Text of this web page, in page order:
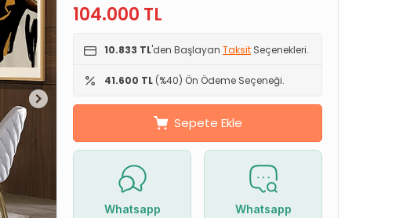
104.000 TL
10.833 TL'den Başlayan Taksit Seçenekleri.
41.600 TL (%40) Ön Ödeme Seçeneği.
Sepete Ekle
Whatsapp
Whatsapp